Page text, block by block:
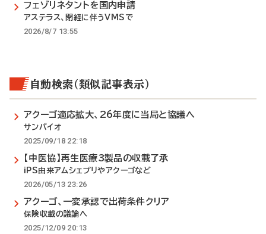
フェゾリネタントを国内申請
アステラス、閉経に伴うVMSで
2026/8/7 13:55
自動検索（類似記事表示）
アクーゴ適応拡大、26年度に当局と協議へ
サンバイオ
2025/09/18 22:18
【中医協】再生医療3製品の収載了承
iPS由来アムシェプリやアクーゴなど
2026/05/13 23:26
アクーゴ、一変承認で出荷条件クリア
保険収載の議論へ
2025/12/09 20:13